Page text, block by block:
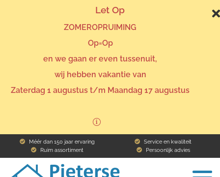
Méér dan 150 jaar ervaring
Ruim assortiment
Service en kwaliteit
Persoonlijk advies
Let Op
ZOMEROPRUIMING
Op=Op
en we gaan er even tussenuit,
wij hebben vakantie van
Zaterdag 1 augustus t/m Maandag 17 augustus
Assortiment Boxspring Kristal 12 Ik ben geïnteresseerd
Naam